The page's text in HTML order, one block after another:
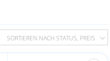
SORTIEREN NACH STATUS, PREIS